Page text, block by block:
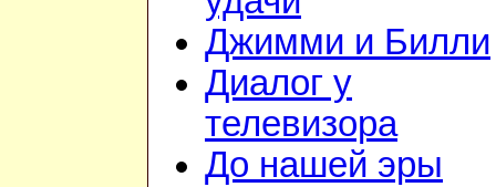
Джимми и Билли
Диалог у
телевизора
До нашей эры